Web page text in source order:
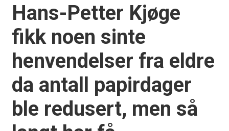
Hans-Petter Kjøge
fikk noen sinte
henvendelser fra eldre
da antall papirdager
ble redusert, men så